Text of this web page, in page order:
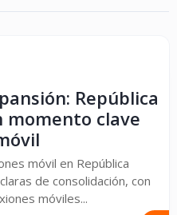
República
momento clave
móvil en República
de consolidación, con
móviles...